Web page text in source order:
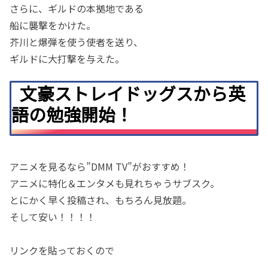
さらに、ギルドの本拠地である
船に襲撃をかけた。
芥川と爆弾を使う使者を送り、
ギルドに大打撃を与えた。
文豪ストレイドッグスから英
語の勉強開始！
アニメを見るなら”DMM TV”がおすすめ！
アニメに特化＆エンタメも見れちゃうサブスク。
とにかく早く投稿され、もちろん見放題。
そして安い！！！！
リンクを貼っておくので